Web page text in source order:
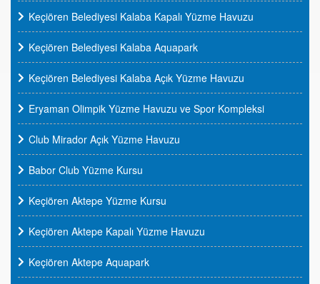
Keçiören Belediyesi Kalaba Kapalı Yüzme Havuzu
Keçiören Belediyesi Kalaba Aquapark
Keçiören Belediyesi Kalaba Açık Yüzme Havuzu
Eryaman Olimpik Yüzme Havuzu ve Spor Kompleksi
Club Mirador Açık Yüzme Havuzu
Babor Club Yüzme Kursu
Keçiören Aktepe Yüzme Kursu
Keçiören Aktepe Kapalı Yüzme Havuzu
Keçiören Aktepe Aquapark